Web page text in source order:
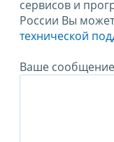
сервисов и
России Вы
технической
Ваше